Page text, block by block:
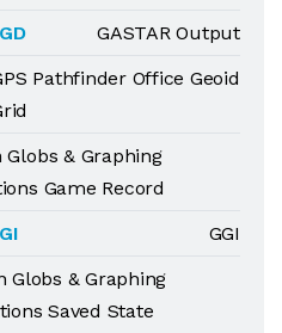
GASTAR Output
Pathfinder Office Geoid
Globs & Graphing
Game Record
GGI
Globs & Graphing
Saved State